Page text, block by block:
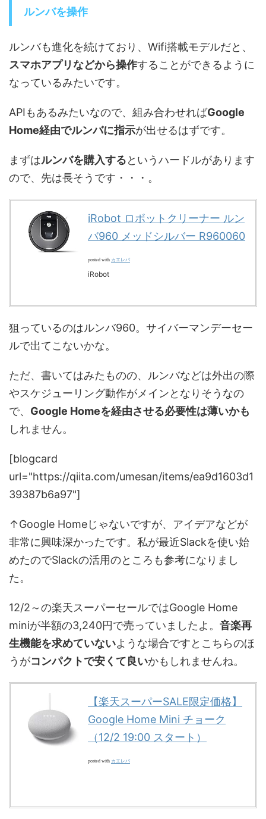
ルンバを操作
ルンバも進化を続けており、Wifi搭載モデルだと、
スマホアプリなどから操作することができるように
なっているみたいです。
APIもあるみたいなので、組み合わせればGoogle
Home経由でルンバに指示が出せるはずです。
まずはルンバを購入するというハードルがあります
ので、先は長そうです・・・。
iRobot ロボットクリーナー ルン
バ960 メッドシルバー R960060
posted with カエレバ
iRobot
狙っているのはルンバ960。サイバーマンデーセー
ルで出てこないかな。
ただ、書いてはみたものの、ルンバなどは外出の際
やスケジューリング動作がメインとなりそうなの
で、 Google Homeを経由させる必要性は薄いかも
しれません。
[blogcard
url="https://qiita.com/umesan/items/ea9d1603d1
39387b6a97"]
↑Google Homeじゃないですが、アイデアなどが
非常に興味深かったです。私が最近Slackを使い始
めたのでSlackの活用のところも参考になりまし
た。
12/2～の楽天スーパーセールではGoogle Home
miniが半額の3,240円で売っていましたよ。 音楽再
生機能を求めていないような場合ですとこちらのほ
うがコンパクトで安くて良いかもしれませんね。
【楽天スーパーSALE限定価格】
Google Home Mini チョーク
（12/2 19:00 スタート）
posted with カエレバ